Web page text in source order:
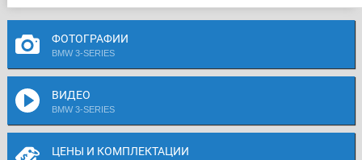
ФОТОГРАФИИ
BMW 3-SERIES
ВИДЕО
BMW 3-SERIES
ЦЕНЫ И КОМПЛЕКТАЦИИ